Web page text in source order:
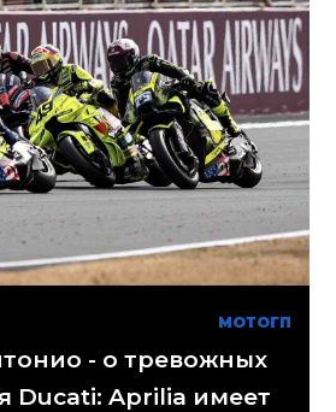
МОТОГП
- о тревожных
Ducati: Aprilia имеет